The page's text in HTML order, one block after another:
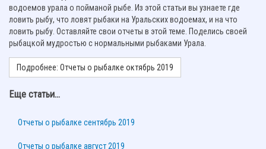
водоемов урала о пойманой рыбе. Из этой статьи вы узнаете где
ловить рыбу, что ловят рыбаки на Уральских водоемах, и на что
ловить рыбу. Оставляйте свои отчеты в этой теме. Поделись своей
рыбацкой мудростью с нормальными рыбаками Урала.
Подробнее: Отчеты о рыбалке октябрь 2019
Еще статьи...
Отчеты о рыбалке сентябрь 2019
Отчеты о рыбалке август 2019